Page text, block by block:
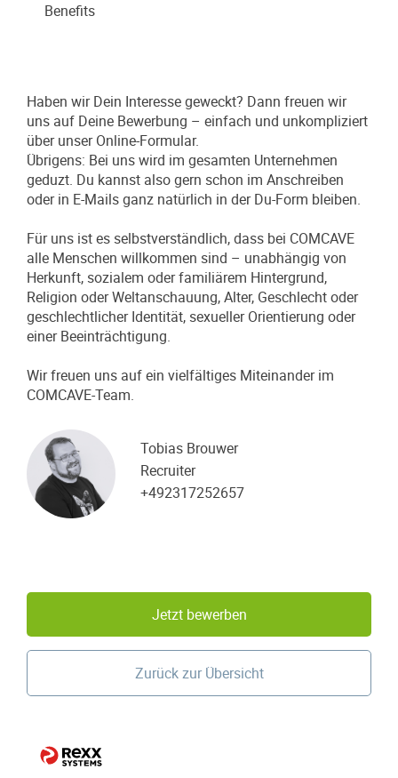
Benefits
Haben wir Dein Interesse geweckt? Dann freuen wir
uns auf Deine Bewerbung – einfach und unkompliziert
über unser Online-Formular.
Übrigens: Bei uns wird im gesamten Unternehmen
geduzt. Du kannst also gern schon im Anschreiben
oder in E-Mails ganz natürlich in der Du-Form bleiben.
Für uns ist es selbstverständlich, dass bei COMCAVE
alle Menschen willkommen sind – unabhängig von
Herkunft, sozialem oder familiärem Hintergrund,
Religion oder Weltanschauung, Alter, Geschlecht oder
geschlechtlicher Identität, sexueller Orientierung oder
einer Beeinträchtigung.
Wir freuen uns auf ein vielfältiges Miteinander im
COMCAVE-Team.
Tobias Brouwer
Recruiter
+492317252657
Jetzt bewerben
Zurück zur Übersicht